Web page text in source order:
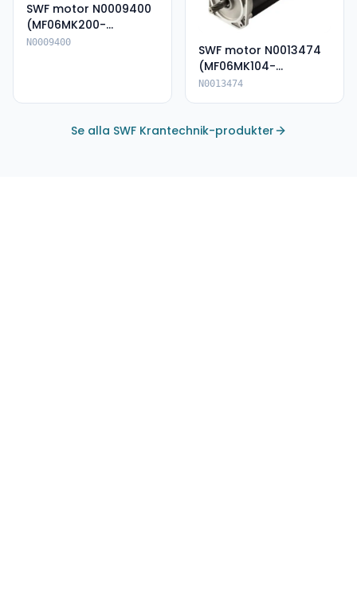
SWF motor N0009400
(MF06MK200-
135A80062E-IP66)
N0009400
SWF motor N0013474
(MF06MK104-
136P85055--IP66)
N0013474
Se alla SWF Krantechnik-produkter